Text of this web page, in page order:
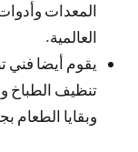
المعدات
العالمية.
يقوم أيضا فني
تنظيف الطباخ
وبقايا الطعام